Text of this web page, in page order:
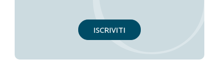
ISCRIVITI